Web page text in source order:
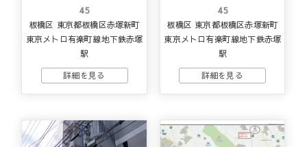
45
板橋区 東京都板橋区赤塚新町
東京メトロ有楽町線地下鉄赤塚
駅
45
板橋区 東京都板橋区赤塚新町
東京メトロ有楽町線地下鉄赤塚
駅